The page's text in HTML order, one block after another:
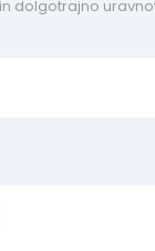
dolgotrajno